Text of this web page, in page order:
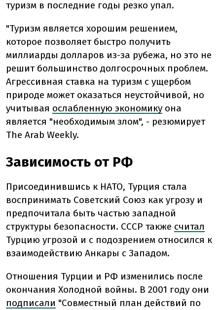
туризм в последние годы резко упал.
"Туризм является хорошим решением,
которое позволяет быстро получить
миллиарды долларов из-за рубежа, но это не
решит большинство долгосрочных проблем.
Агрессивная ставка на туризм с ущербом
природе может оказаться неустойчивой, но
учитывая ослабленную экономику она
является "необходимым злом", - резюмирует
The Arab Weekly.
Зависимость от РФ
Присоединившись к НАТО, Турция стала
воспринимать Советский Союз как угрозу и
предпочитала быть частью западной
структуры безопасности. СССР также считал
Турцию угрозой и с подозрением относился к
взаимодействию Анкары с Западом.
Отношения Турции и РФ изменились после
окончания Холодной войны. В 2001 году они
подписали "Совместный план действий по